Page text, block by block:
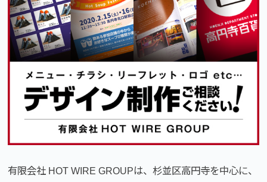
有限会社 HOT WIRE GROUPは、杉並区高円寺を中心に、